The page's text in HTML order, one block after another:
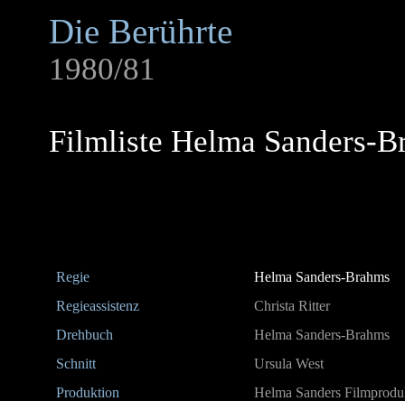
Die Berührte
1980/81
Filmliste Helma Sanders-
Regie
Helma Sanders-Brahms
Regieassistenz
Christa Ritter
Drehbuch
Helma Sanders-Brahms
Schnitt
Ursula West
Produktion
Helma Sanders